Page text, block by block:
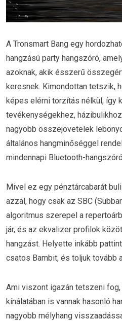
A Tronsmart Bang egy
hangzású party hangszóró,
azoknak, akik ésszerű
keresnek. Kimondottan tetszik,
képes elérni torzítás nélkül, így
tevékenységekhez,
nagyobb összejövetelek
általános hangminőséggel
mindennapi Bluetooth-
Mivel ez egy pénztárcabarát
azzal, hogy csak az SBC
algoritmus szerepel a
jár, és az ekvalizer profilok
hangzást. Helyette inkább
csatos Bambit, és toljuk tovább
Ami viszont igazán tetszeni fog,
kínálatában is vannak hasonló
nagyobb mélyhang